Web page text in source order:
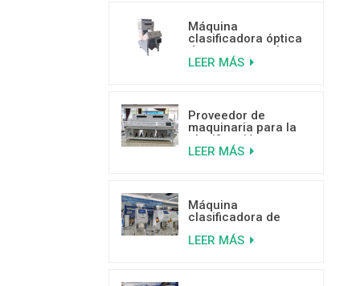
Máquina
clasificadora óptica
de arroz por color
con IA y tecnología
LEER MÁS
Proveedor de
maquinaria para la
clasificación por
color de cocos de
LEER MÁS
Máquina
clasificadora de
con IA y aprendizaje
LEER MÁS